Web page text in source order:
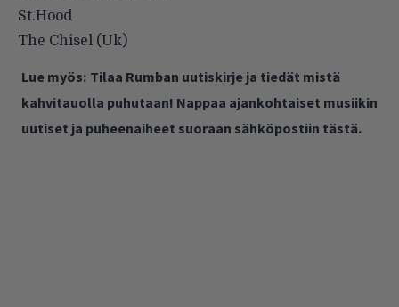
St.Hood
The Chisel (Uk)
Lue myös: Tilaa Rumban uutiskirje ja tiedät mistä
kahvitauolla puhutaan! Nappaa ajankohtaiset musiikin
uutiset ja puheenaiheet suoraan sähköpostiin tästä.